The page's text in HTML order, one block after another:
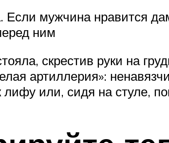
мужчина нравится
ним
скрестив руки на
артиллерия»:
лифу или, сидя на стуле,